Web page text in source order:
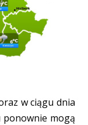
w ciągu dnia
ponownie mogą